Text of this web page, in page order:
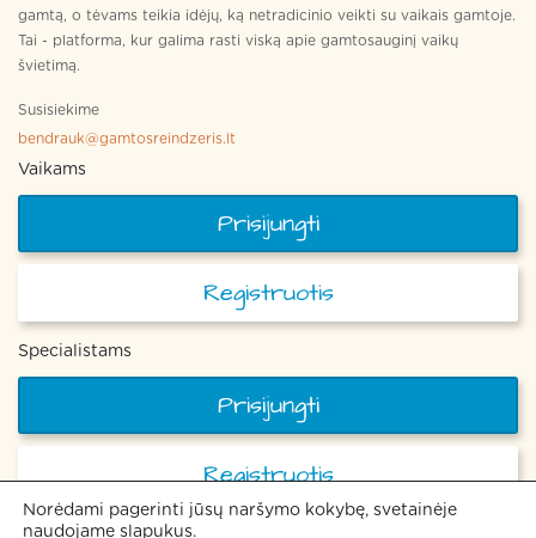
gamtą, o tėvams teikia idėjų, ką netradicinio veikti su vaikais gamtoje.
Tai - platforma, kur galima rasti viską apie gamtosauginį vaikų
švietimą.
Susisiekime
bendrauk@gamtosreindzeris.lt
Vaikams
Prisijungti
Registruotis
Specialistams
Prisijungti
Registruotis
Norėdami pagerinti jūsų naršymo kokybę, svetainėje
naudojame slapukus.